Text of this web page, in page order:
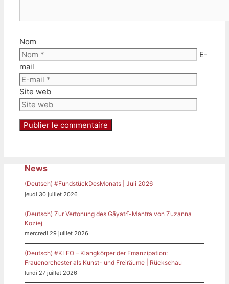
Nom
E-
mail
Site web
News
(Deutsch) #FundstückDesMonats | Juli 2026
jeudi 30 juillet 2026
(Deutsch) Zur Vertonung des Gāyatrī-Mantra von Zuzanna
Koziej
mercredi 29 juillet 2026
(Deutsch) #KLEO – Klangkörper der Emanzipation:
Frauenorchester als Kunst- und Freiräume | Rückschau
lundi 27 juillet 2026